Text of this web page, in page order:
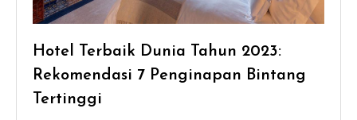
Hotel Terbaik Dunia Tahun 2023:
Rekomendasi 7 Penginapan Bintang
Tertinggi